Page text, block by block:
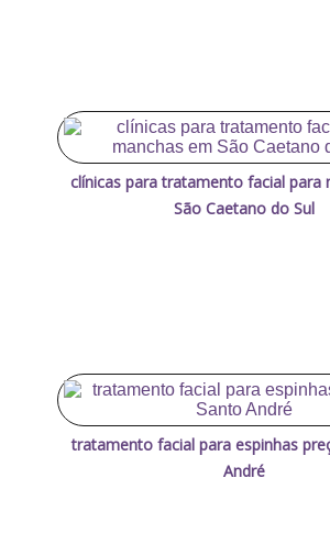
clínicas para tratamento facial para
São Caetano do Sul
tratamento facial para espinhas
André